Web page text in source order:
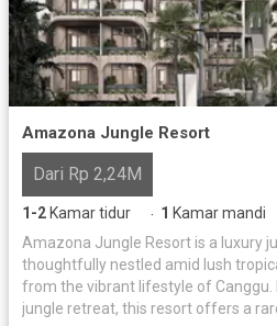
Amazona Jungle Resort
Dari Rp 2,24M
1-2 Kamar tidur · 1 Kamar mandi
Amazona Jungle Resort is a luxury
thoughtfully nestled amid lush
from the vibrant lifestyle of Canggu.
jungle retreat, this resort offers a